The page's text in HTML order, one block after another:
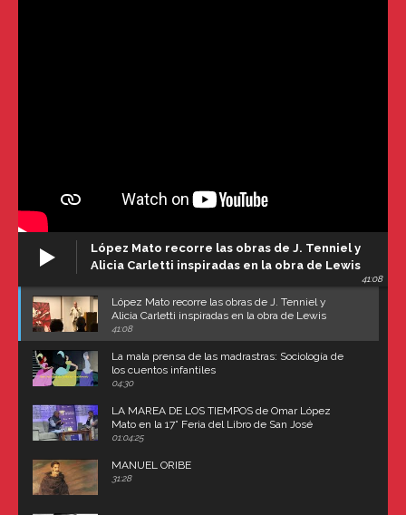
López Mato recorre las obras de J. Tenniel y
Alicia Carletti inspiradas en la obra de Lewis
41:08
López Mato recorre las obras de J. Tenniel y
Alicia Carletti inspiradas en la obra de Lewis
Carroll
41:08
La mala prensa de las madrastras: Sociología de
los cuentos infantiles
04:30
LA MAREA DE LOS TIEMPOS de Omar López
Mato en la 17° Feria del Libro de San José
(Uruguay)
01:04:25
MANUEL ORIBE
31:28